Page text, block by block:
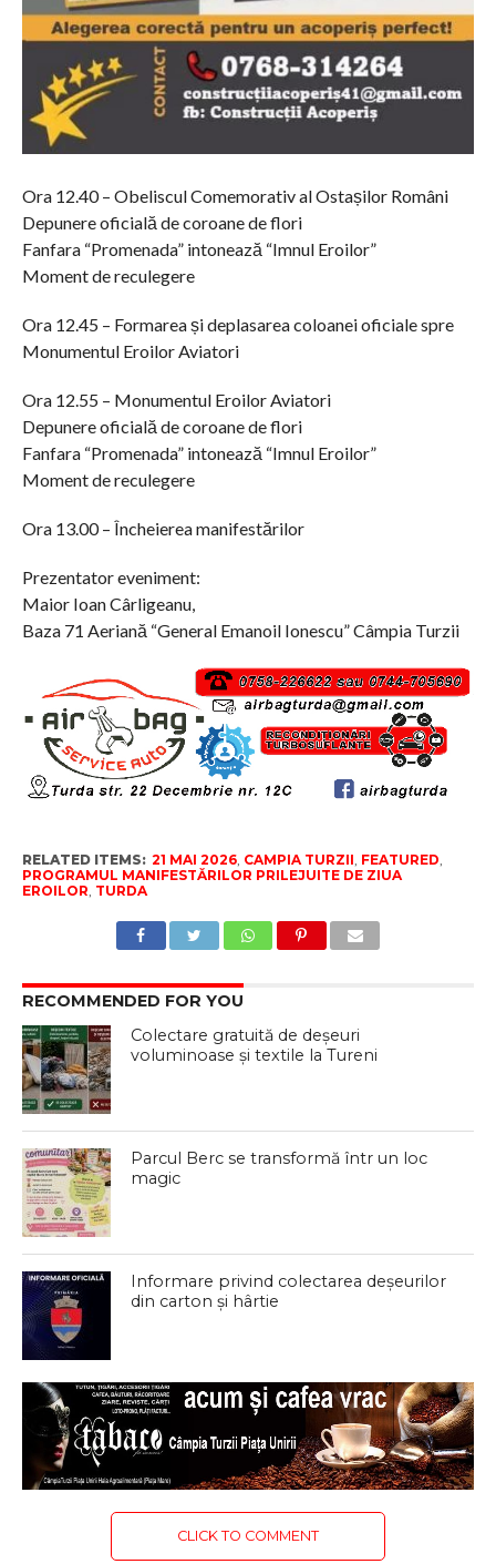
Ora 12.40 – Obeliscul Comemorativ al Ostașilor Români
Depunere oficială de coroane de flori
Fanfara “Promenada” intonează “Imnul Eroilor”
Moment de reculegere
Ora 12.45 – Formarea și deplasarea coloanei oficiale spre
Monumentul Eroilor Aviatori
Ora 12.55 – Monumentul Eroilor Aviatori
Depunere oficială de coroane de flori
Fanfara “Promenada” intonează “Imnul Eroilor”
Moment de reculegere
Ora 13.00 – Încheierea manifestărilor
Prezentator eveniment:
Maior Ioan Cârligeanu,
Baza 71 Aeriană “General Emanoil Ionescu” Câmpia Turzii
RELATED ITEMS: 21 MAI 2026, CAMPIA TURZII FEATURED
PROGRAMUL MANIFESTĂRILOR PRILEJUITE DE ZIUA
EROILOR TURDA
RECOMMENDED FOR YOU
Colectare gratuită de deșeuri
voluminoase și textile la Tureni
Parcul Berc se transformă într un loc
magic
Informare privind colectarea deșeurilor
din carton și hârtie
CLICK TO COMMENT